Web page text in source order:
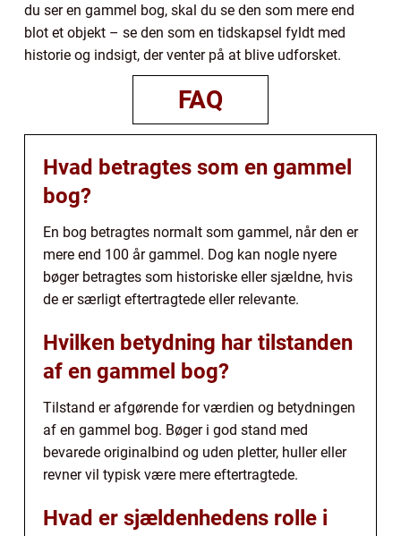
du ser en gammel bog, skal du se den som mere end
blot et objekt – se den som en tidskapsel fyldt med
historie og indsigt, der venter på at blive udforsket.
FAQ
Hvad betragtes som en gammel
bog?
En bog betragtes normalt som gammel, når den er
mere end 100 år gammel. Dog kan nogle nyere
bøger betragtes som historiske eller sjældne, hvis
de er særligt eftertragtede eller relevante.
Hvilken betydning har tilstanden
af en gammel bog?
Tilstand er afgørende for værdien og betydningen
af en gammel bog. Bøger i god stand med
bevarede originalbind og uden pletter, huller eller
revner vil typisk være mere eftertragtede.
Hvad er sjældenhedens rolle i